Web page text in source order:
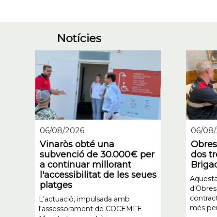
Notícies
06/08/2026
Vinaròs obté una
subvenció de 30.000€ per
a continuar millorant
l'accessibilitat de les seues
platges
L'actuació, impulsada amb
l'assessorament de COCEMFE
06/
dos
més